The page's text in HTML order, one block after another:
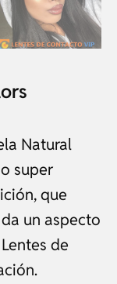
Natural
super
que
un aspecto
de